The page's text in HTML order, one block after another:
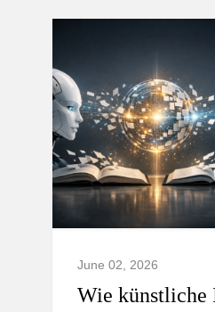
June 02, 2026
Wie künstliche